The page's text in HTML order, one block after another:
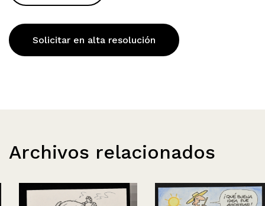
Solicitar en alta resolución
Archivos relacionados